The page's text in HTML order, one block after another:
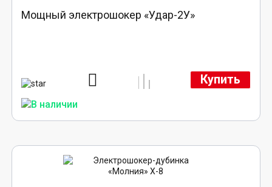
Мощный электрошокер «Удар-2У»
Купить